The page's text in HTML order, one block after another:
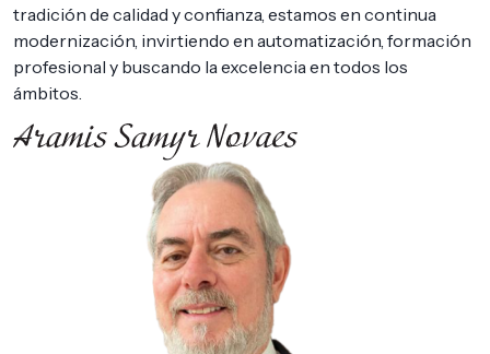
tradición de calidad y confianza, estamos en continua
modernización, invirtiendo en automatización, formación
profesional y buscando la excelencia en todos los
ámbitos.